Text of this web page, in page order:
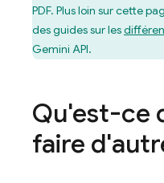
PDF. Plus loin sur cette
des guides sur les
Gemini API.
Qu'est-ce
faire